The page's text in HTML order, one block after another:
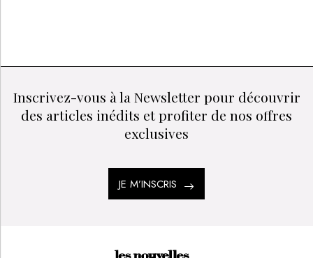
Inscrivez-vous à la Newsletter pour découvrir
des articles inédits et profiter de nos offres
exclusives
JE M’INSCRIS